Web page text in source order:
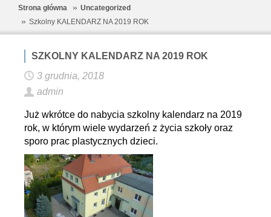
Strona główna
Uncategorized
Szkolny KALENDARZ NA 2019 ROK
SZKOLNY KALENDARZ NA 2019 ROK
3 grudnia, 2018
admin
Już wkrótce do nabycia szkolny kalendarz na 2019
rok, w którym wiele wydarzeń z życia szkoły oraz
sporo prac plastycznych dzieci.